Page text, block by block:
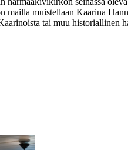
mailla muistellaan Kaarina
tai muu historiallinen